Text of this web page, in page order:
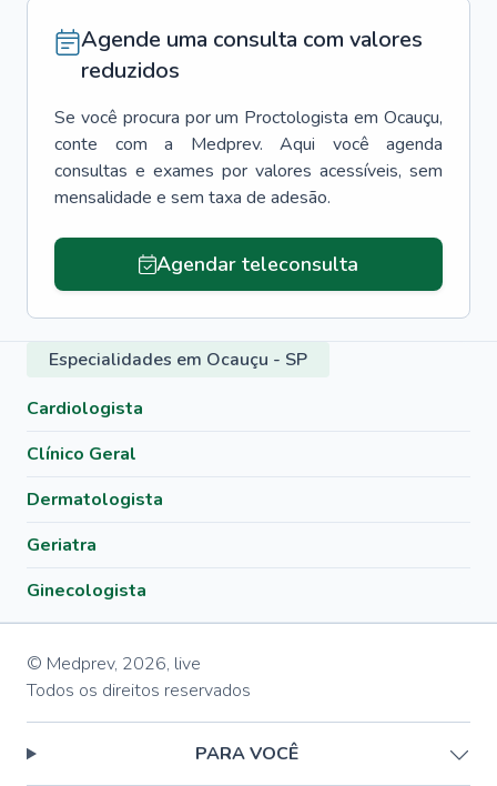
Agende uma consulta com valores
reduzidos
Se você procura por um Proctologista em Ocauçu,
conte com a Medprev. Aqui você agenda
consultas e exames por valores acessíveis, sem
mensalidade e sem taxa de adesão.
Agendar teleconsulta
Especialidades em Ocauçu - SP
Cardiologista
Clínico Geral
Dermatologista
Geriatra
Ginecologista
© Medprev, 2026, live
Todos os direitos reservados
PARA VOCÊ